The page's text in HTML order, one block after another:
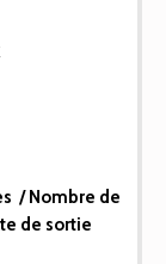
/ Nombre de
de sortie